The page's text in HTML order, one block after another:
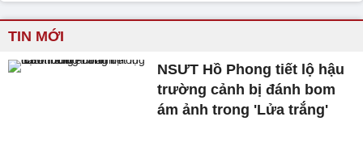
TIN MỚI
NSƯT Hồ Phong tiết lộ hậu
trường cảnh bị đánh bom
ám ảnh trong 'Lửa trắng'